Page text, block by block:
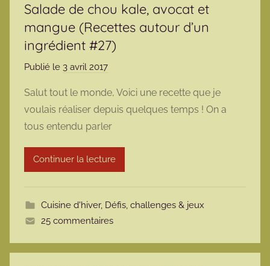
Salade de chou kale, avocat et
mangue (Recettes autour d’un
ingrédient #27)
Publié le 3 avril 2017
r
m
a
r
m
t
e
Salut tout le monde, Voici une recette que je
voulais réaliser depuis quelques temps ! On a
tous entendu parler
Continuer la lecture
Cuisine d'hiver, Défis, challenges & jeux
25 commentaires